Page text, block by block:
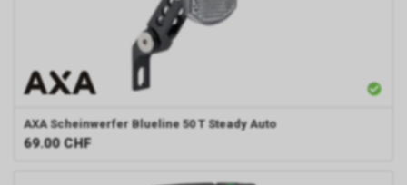
AXA Scheinwerfer Blueline 50 T Steady Auto
69.00 CHF